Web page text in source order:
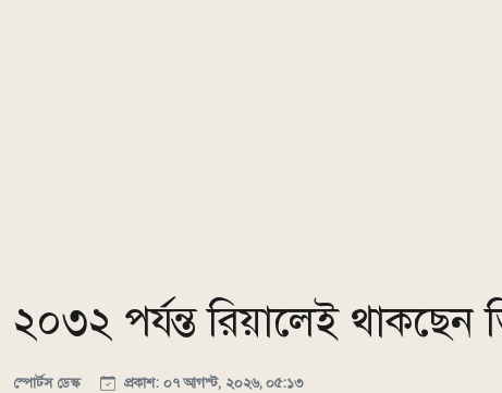
২০৩২ পর্যন্ত রিয়ালেই থাকছেন
স্পোর্টস ডেস্ক প্রকাশ: ০৭ আগস্ট, ২০২৬, ০৫:১৩